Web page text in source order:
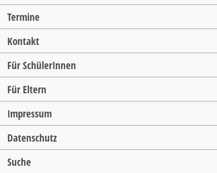
Termine
Kontakt
Für SchülerInnen
Für Eltern
Impressum
Datenschutz
Suche